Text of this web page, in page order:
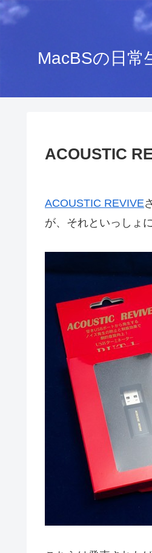
MacBSの日常
ACOUSTIC
ACOUSTIC REVIVE
が、それといっしょ